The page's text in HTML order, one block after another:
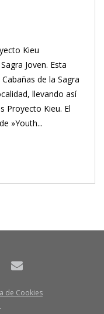
Kieu
Joven. Esta
de la Sagra
llevando así
Proyecto Kieu. El
»Youth...
de Cookies